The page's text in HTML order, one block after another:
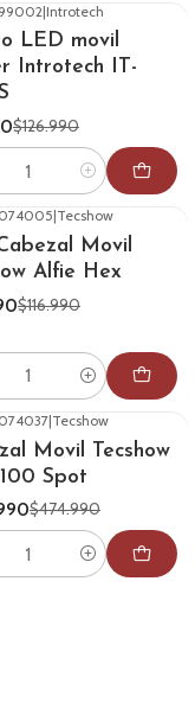
|Introtech
LED movil
Introtech IT-
$126.990
|Tecshow
Movil
Alfie Hex
$116.990
|Tecshow
Movil Tecshow
Spot
$474.990